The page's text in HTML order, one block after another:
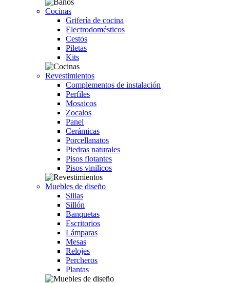
Cocinas
Grifería de cocina
Electrodomésticos
Cestos
Piletas
Kits
Revestimientos
Complementos de instalación
Perfiles
Mosaicos
Zocalos
Panel
Cerámicas
Porcellanatos
Piedras naturales
Pisos flotantes
Pisos vinilicos
Muebles de diseño
Sillas
Sillón
Banquetas
Escritorios
Lámparas
Mesas
Relojes
Percheros
Plantas